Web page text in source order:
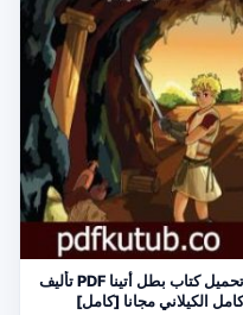
تحميل كتاب بطل أتينا PDF تأليف
كامل الكيلاني مجانا [كامل]